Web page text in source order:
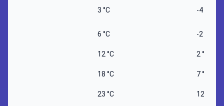
3 °C -4 °C
6 °C -2 °C
12 °C 2 °C
18 °C 7 °C
23 °C 12 °C